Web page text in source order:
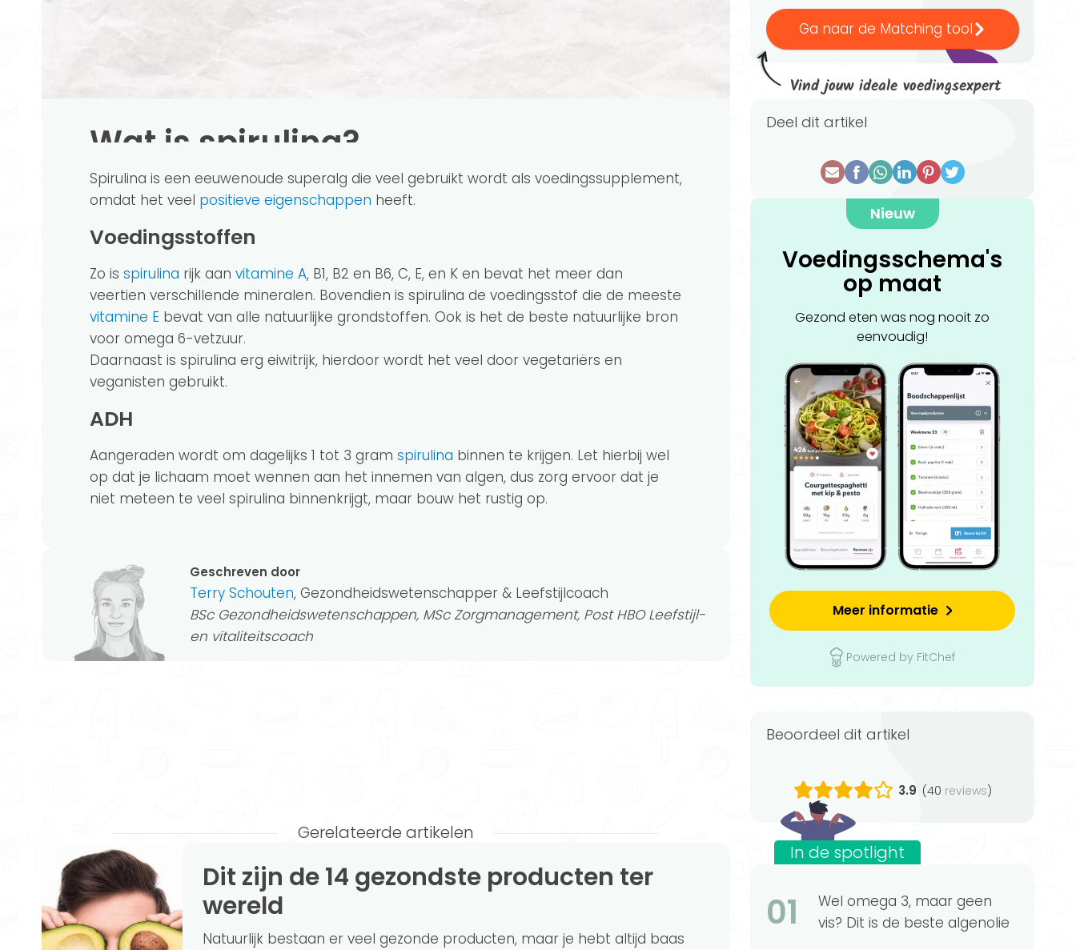
Wat is spirulina?
Spirulina is een eeuwenoude superalg die veel gebruikt wordt als voedingssupplement,
omdat het veel positieve eigenschappen heeft.
Voedingsstoffen
Zo is spirulina rijk aan vitamine A, B1, B2 en B6, C, E, en K en bevat het meer dan
veertien verschillende mineralen. Bovendien is spirulina de voedingsstof die de meeste
vitamine E bevat van alle natuurlijke grondstoffen. Ook is het de beste natuurlijke bron
voor omega 6-vetzuur.
Daarnaast is spirulina erg eiwitrijk, hierdoor wordt het veel door vegetariërs en
veganisten gebruikt.
ADH
Aangeraden wordt om dagelijks 1 tot 3 gram spirulina binnen te krijgen. Let hierbij wel
op dat je lichaam moet wennen aan het innemen van algen, dus zorg ervoor dat je
niet meteen te veel spirulina binnenkrijgt, maar bouw het rustig op.
Geschreven door
Terry Schouten, Gezondheidswetenschapper & Leefstijlcoach
BSc Gezondheidswetenschappen, MSc Zorgmanagement, Post HBO Leefstijl-
en vitaliteitscoach
Ga naar de Matching tool
Vind jouw ideale voedingsexpert
Deel dit artikel
Nieuw
Voedingsschema's
op maat
Gezond eten was nog nooit zo
eenvoudig!
Meer informatie
Powered by FitChef
Beoordeel dit artikel
3.9 (40 reviews)
Gerelateerde artikelen
Dit zijn de 14 gezondste producten ter
wereld
Natuurlijk bestaan er veel gezonde producten, maar je hebt altijd baas
In de spotlight
01
Wel omega 3, maar geen
vis? Dit is de beste algenolie